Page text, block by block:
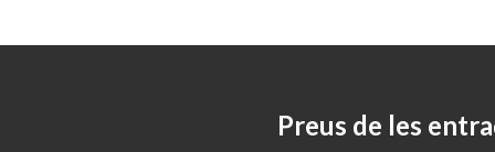
Preus de les